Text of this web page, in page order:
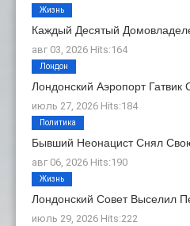
Каждый Десятый
авг 03, 2026 Hits:164
Жизнь
Лондонский Аэропорт
июль 27, 2026 Hits:184
Лондон
Бывший Неонацист Снял
авг 06, 2026 Hits:190
Политика
Лондонский Совет Выселил
июль 29, 2026 Hits:222
Жизнь